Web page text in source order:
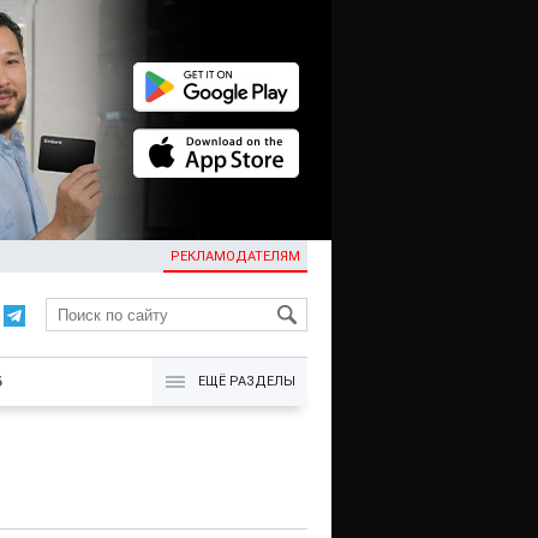
РЕКЛАМОДАТЕЛЯМ
KG
ЕЩЁ РАЗДЕЛЫ